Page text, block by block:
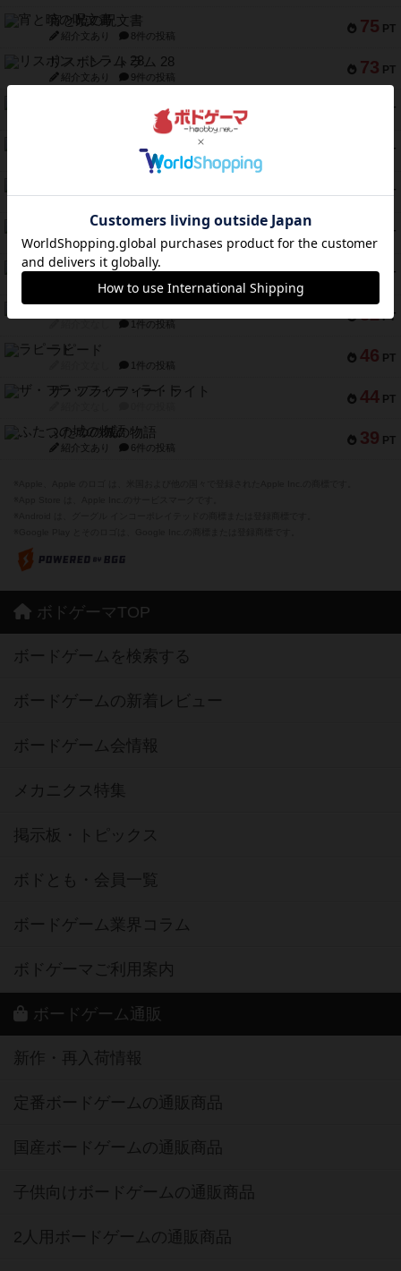
75 PT
宵と暁の呪文書
紹介文あり 8件の投稿
73 PT
リスボン・トラム 28
紹介文あり 9件の投稿
PT
1件の投稿
PT
1件の投稿
60 PT
PT
スモールワールド
紹介文あり 13件の投稿
58 PT
ギャンブラー
紹介文なし 2件の投稿
52 PT
Bitter End ブタペスト救出作戦
1件の投稿
46 PT
ラピード
1件の投稿
44 PT
ザ・フラッフィー・ライト
39 PT
ふたつの城の物語
紹介文あり 6件の投稿
ボドゲーマTOP
ボードゲームを検索する
ボードゲームの新着レビュー
ボードゲーム会情報
メカニクス特集
掲示板・トピックス
ボドとも・会員一覧
ボードゲーム業界コラム
ボドゲーマご利用案内
ボードゲーム通販
新作・再入荷情報
定番ボードゲームの通販商品
国産ボードゲームの通販商品
子供向けボードゲームの通販商品
2人用ボードゲームの通販商品